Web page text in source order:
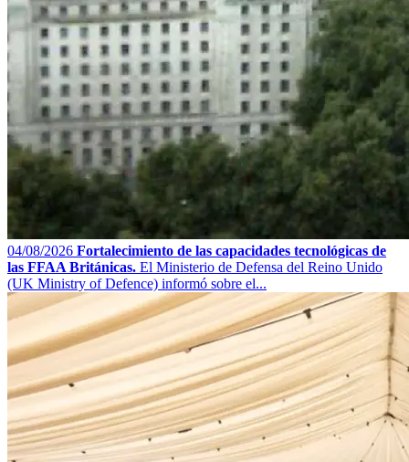
04/08/2026 Fortalecimiento de las capacidades tecnológicas de
las FFAA Británicas. El Ministerio de Defensa del Reino Unido
(UK Ministry of Defence) informó sobre el...